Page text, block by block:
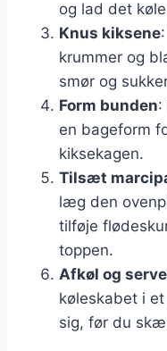
og lad det
Knus kiksene
krummer og
smør og
Form bunden:
en bageform
kiksekagen.
Tilsæt
læg den
tilføje
toppen.
Afkøl og
køleskabet i
sig, før du